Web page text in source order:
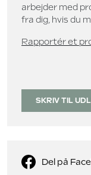
arbejder med
fra dig, hvis du
Rapportér et
SKRIV TIL
Del på